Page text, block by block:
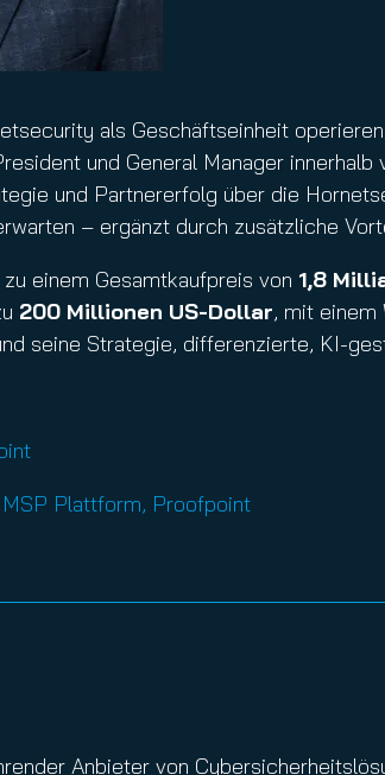
als Geschäftseinheit
und General Manager
und Partnererfolg über die
– ergänzt durch zusätzliche
einem Gesamtkaufpreis von 1,8
200 Millionen US-Dollar, mit einem
seine Strategie, differenzierte, KI-
MSP Plattform, Proofpoint
Anbieter von